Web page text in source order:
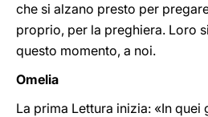
che si alzano presto per
proprio, per la preghiera. Loro
questo momento, a noi.
Omelia
La prima Lettura inizia: «In quei